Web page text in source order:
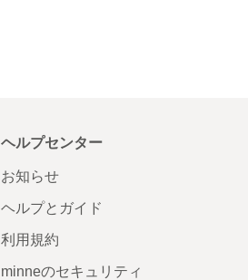
ヘルプセンター
お知らせ
ヘルプとガイド
利用規約
minneのセキュリティ